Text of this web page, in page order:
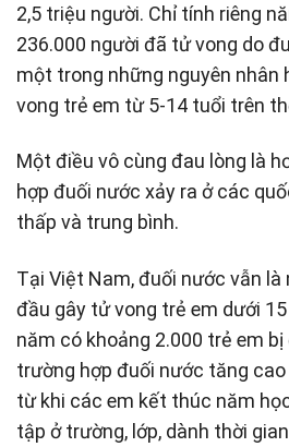
2,5 triệu người. Chỉ tính riêng
236.000 người đã tử vong do
một trong những nguyên nhân
vong trẻ em từ 5-14 tuổi trên
Một điều vô cùng đau lòng là
hợp đuối nước xảy ra ở các
thấp và trung bình.
Tại Việt Nam, đuối nước vẫn là
đầu gây tử vong trẻ em dưới
năm có khoảng 2.000 trẻ em
trường hợp đuối nước tăng
từ khi các em kết thúc năm
tập ở trường, lớp, dành thời